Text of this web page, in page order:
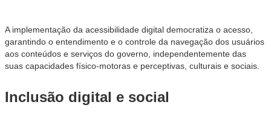
A implementação da acessibilidade digital democratiza o acesso,
garantindo o entendimento e o controle da navegação dos usuários
aos conteúdos e serviços do governo, independentemente das
suas capacidades físico-motoras e perceptivas, culturais e sociais.
Inclusão digital e social